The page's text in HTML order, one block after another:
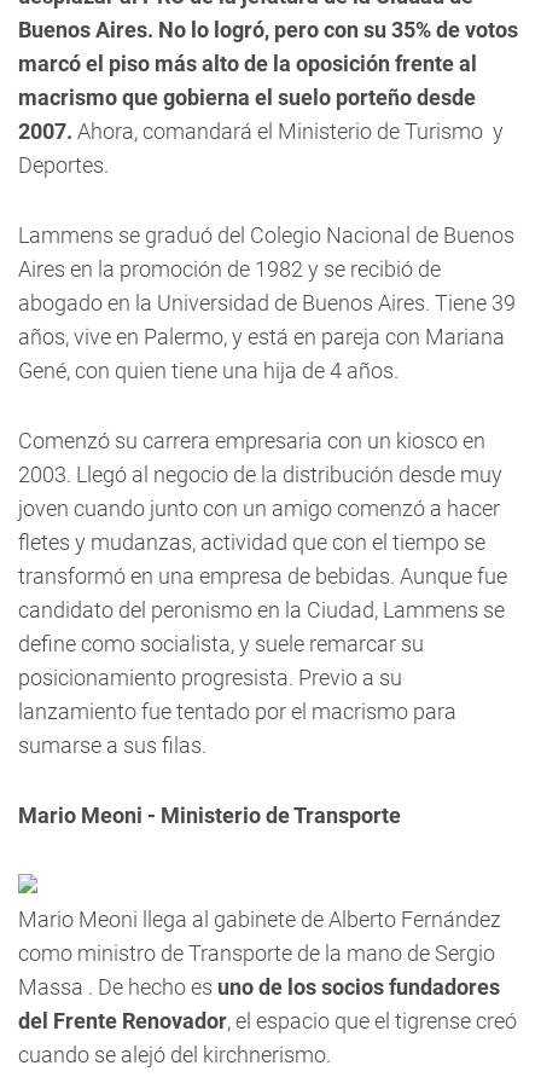
Buenos Aires. No lo logró, pero con su 35% de votos
marcó el piso más alto de la oposición frente al
macrismo que gobierna el suelo porteño desde
2007. Ahora, comandará el Ministerio de Turismo y
Deportes.
Lammens se graduó del Colegio Nacional de Buenos
Aires en la promoción de 1982 y se recibió de
abogado en la Universidad de Buenos Aires. Tiene 39
años, vive en Palermo, y está en pareja con Mariana
Gené, con quien tiene una hija de 4 años.
Comenzó su carrera empresaria con un kiosco en
2003. Llegó al negocio de la distribución desde muy
joven cuando junto con un amigo comenzó a hacer
fletes y mudanzas, actividad que con el tiempo se
transformó en una empresa de bebidas. Aunque fue
candidato del peronismo en la Ciudad, Lammens se
define como socialista, y suele remarcar su
posicionamiento progresista. Previo a su
lanzamiento fue tentado por el macrismo para
sumarse a sus filas.
Mario Meoni - Ministerio de Transporte
Mario Meoni llega al gabinete de Alberto Fernández
como ministro de Transporte de la mano de Sergio
Massa . De hecho es uno de los socios fundadores
del Frente Renovador, el espacio que el tigrense creó
cuando se alejó del kirchnerismo.